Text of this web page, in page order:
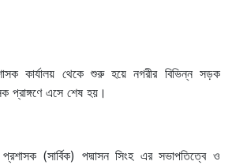
কার্যালয় থেকে শুরু হয়ে নগরীর বিভিন্ন সড়ক
প্রাঙ্গণে এসে শেষ হয়।
(সার্বিক) পদ্মাসন সিংহ এর সভাপতিত্বে ও